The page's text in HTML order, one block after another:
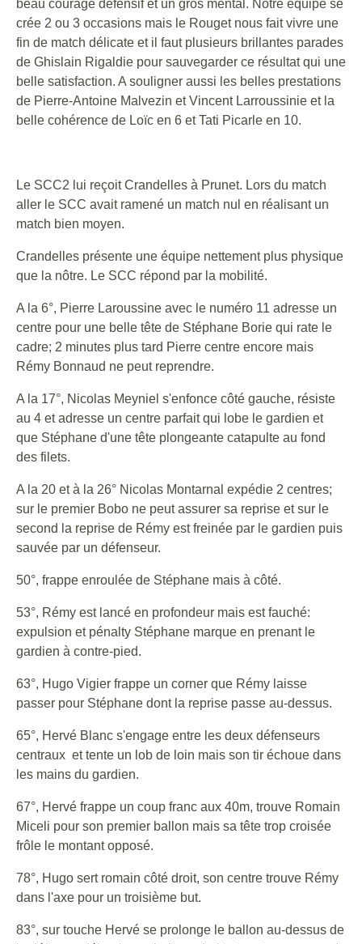
beau courage défensif et un gros mental. Notre équipe se
crée 2 ou 3 occasions mais le Rouget nous fait vivre une
fin de match délicate et il faut plusieurs brillantes parades
de Ghislain Rigaldie pour sauvegarder ce résultat qui une
belle satisfaction. A souligner aussi les belles prestations
de Pierre-Antoine Malvezin et Vincent Larroussinie et la
belle cohérence de Loïc en 6 et Tati Picarle en 10.
Le SCC2 lui reçoit Crandelles à Prunet. Lors du match
aller le SCC avait ramené un match nul en réalisant un
match bien moyen.
Crandelles présente une équipe nettement plus physique
que la nôtre. Le SCC répond par la mobilité.
A la 6°, Pierre Laroussine avec le numéro 11 adresse un
centre pour une belle tête de Stéphane Borie qui rate le
cadre; 2 minutes plus tard Pierre centre encore mais
Rémy Bonnaud ne peut reprendre.
A la 17°, Nicolas Meyniel s'enfonce côté gauche, résiste
au 4 et adresse un centre parfait qui lobe le gardien et
que Stéphane d'une tête plongeante catapulte au fond
des filets.
A la 20 et à la 26° Nicolas Montarnal expédie 2 centres;
sur le premier Bobo ne peut assurer sa reprise et sur le
second la reprise de Rémy est freinée par le gardien puis
sauvée par un défenseur.
50°, frappe enroulée de Stéphane mais à côté.
53°, Rémy est lancé en profondeur mais est fauché:
expulsion et pénalty Stéphane marque en prenant le
gardien à contre-pied.
63°, Hugo Vigier frappe un corner que Rémy laisse
passer pour Stéphane dont la reprise passe au-dessus.
65°, Hervé Blanc s'engage entre les deux défenseurs
centraux et tente un lob de loin mais son tir échoue dans
les mains du gardien.
67°, Hervé frappe un coup franc aux 40m, trouve Romain
Miceli pour son premier ballon mais sa tête trop croisée
frôle le montant opposé.
78°, Hugo sert romain côté droit, son centre trouve Rémy
dans l'axe pour un troisième but.
83°, sur touche Hervé se prolonge le ballon au-dessus de